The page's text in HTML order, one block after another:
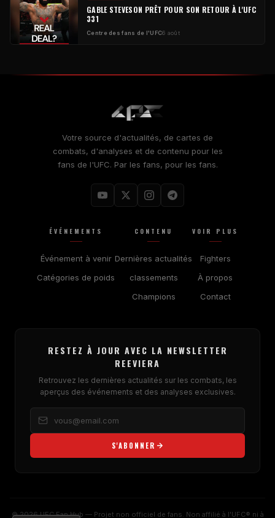
GABLE STEVESON PRÊT POUR SON RETOUR À L'UFC
331
Centre des fans de l'UFC6 août
Votre source d'actualités, de cartes de
combats, d'analyses et de contenu pour les
fans de l'UFC. Par les fans, pour les fans.
ÉVÉNEMENTS
Événement à venir
Catégories de poids
CONTENU
Dernières actualités
classements
Champions
VOIR PLUS
Fighters
À propos
Contact
RESTEZ À JOUR AVEC LA NEWSLETTER
REEVIERA
Retrouvez les dernières actualités sur les combats, les
aperçus des événements et des analyses exclusives.
S'ABONNER
© 2026 UFC Fan Hub — Projet non officiel de fans. Non affilié à l'UFC® ni à